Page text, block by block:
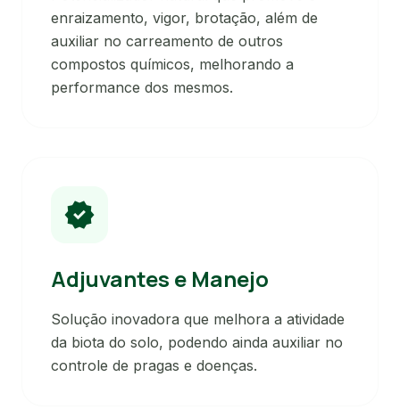
enraizamento, vigor, brotação, além de
auxiliar no carreamento de outros
compostos químicos, melhorando a
performance dos mesmos.
verified
Adjuvantes e Manejo
Solução inovadora que melhora a atividade
da biota do solo, podendo ainda auxiliar no
controle de pragas e doenças.